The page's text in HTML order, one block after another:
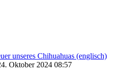
unseres Chihuahuas (englisch)
Oktober 2024 08:57